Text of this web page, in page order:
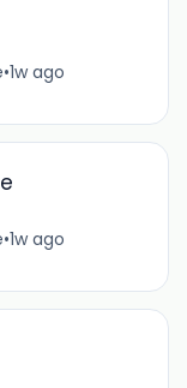
•1w ago
•1w ago